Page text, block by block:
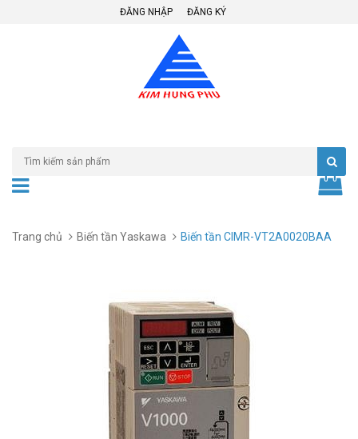
ĐĂNG NHẬP ĐĂNG KÝ
Trang chủ Biến tần Yaskawa Biến tần CIMR-VT2A0020BAA